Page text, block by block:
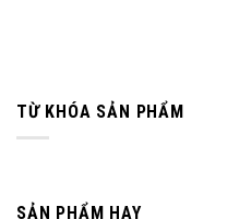
TỪ KHÓA SẢN PHẨM
SẢN PHẨM HAY